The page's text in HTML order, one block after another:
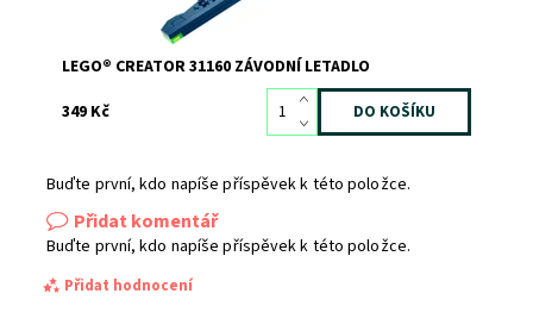
LEGO® CREATOR 31160 ZÁVODNÍ LETADLO
349 Kč
Buďte první, kdo napíše příspěvek k této položce.
Přidat komentář
Buďte první, kdo napíše příspěvek k této položce.
Přidat hodnocení